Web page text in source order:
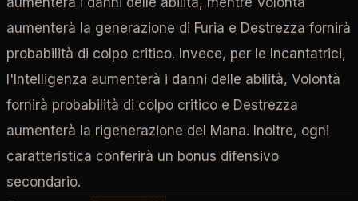
aumenterà la generazione di Furia e Destrezza fornirà
probabilità di colpo critico. Invece, per le Incantatrici,
l'Intelligenza aumenterà i danni delle abilità, Volontà
fornirà probabilità di colpo critico e Destrezza
aumenterà la rigenerazione del Mana. Inoltre, ogni
caratteristica conferirà un bonus difensivo
secondario.